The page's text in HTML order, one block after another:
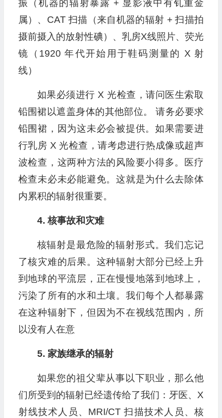
振（机器的辐射暴露 + 显影液中有钆重金
属）、CAT 扫描（来自机器的辐射 + 扫描拍
摄前摄入的放射性碘）、乳房X线照片、荧光
镜（1920 年代开始用于鞋码测量的 X 射
线）
如果必须进行 X 光检查，请问医生索取
铅围裙以遮盖身体的其他部位。 请务必要求
铅围裙，因为这未必会被提供。如果需要进
行乳房 X 光检查，请考虑进行热成像或超声
波检查，这两种方法的风险要小得多。医疗
检查未必未必能避免。这就是为什么去除体
内累积的辐射很重要。
4. 核事故和灾难
核辐射是最危险的辐射形式。我们忘记
了核灾难的后果。这种辐射大部分已经上升
到地球的平流层，正在慢慢地落到地球上，
污染了所有的水和土壤。我们每个人都暴露
在这种辐射下，但因为不在视线范围内，所
以没有人在意
5. 家族继承的辐射
如果您的祖父辈从事以下职业，那么他
们所受到的辐射已经遗传给了我们：牙医、X
射线技术人员、MRI/CT 扫描技术人员、核